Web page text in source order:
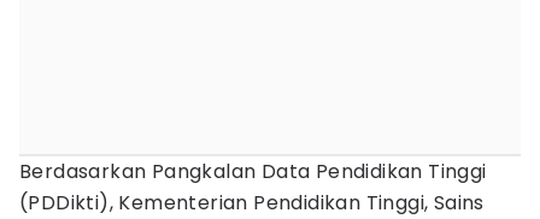
Berdasarkan Pangkalan Data Pendidikan Tinggi
(PDDikti), Kementerian Pendidikan Tinggi, Sains